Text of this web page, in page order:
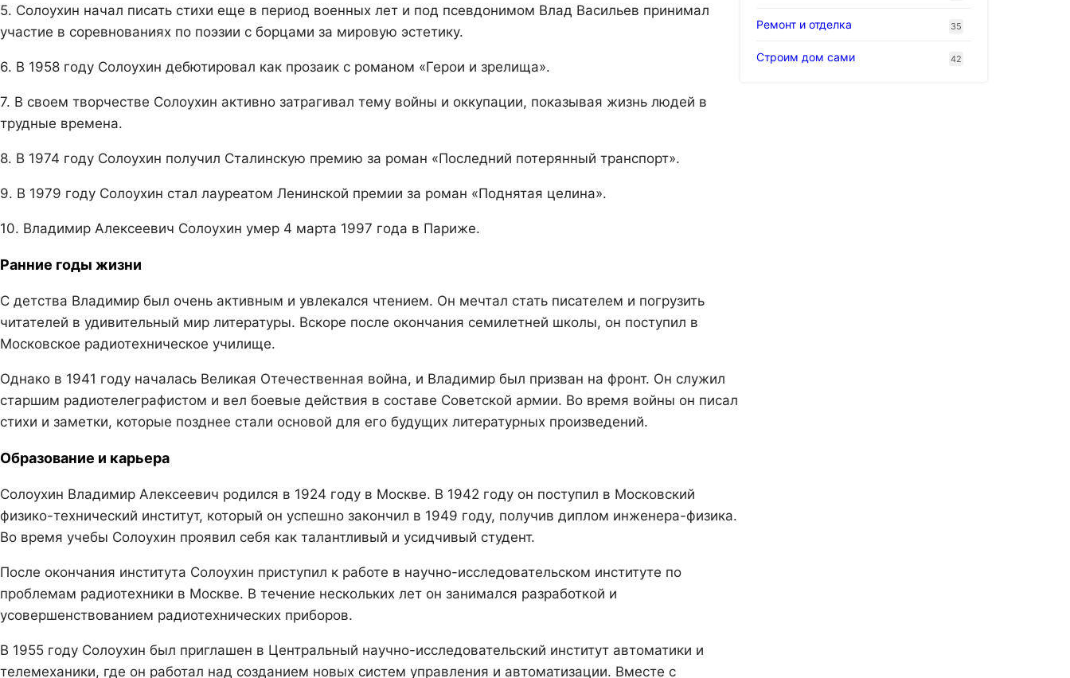
5. Солоухин начал писать стихи еще в период военных лет и под псевдонимом Влад Васильев принимал
участие в соревнованиях по поэзии с борцами за мировую эстетику.
6. В 1958 году Солоухин дебютировал как прозаик с романом «Герои и зрелища».
7. В своем творчестве Солоухин активно затрагивал тему войны и оккупации, показывая жизнь людей в
трудные времена.
8. В 1974 году Солоухин получил Сталинскую премию за роман «Последний потерянный транспорт».
9. В 1979 году Солоухин стал лауреатом Ленинской премии за роман «Поднятая целина».
10. Владимир Алексеевич Солоухин умер 4 марта 1997 года в Париже.
Ранние годы жизни
С детства Владимир был очень активным и увлекался чтением. Он мечтал стать писателем и погрузить
читателей в удивительный мир литературы. Вскоре после окончания семилетней школы, он поступил в
Московское радиотехническое училище.
Однако в 1941 году началась Великая Отечественная война, и Владимир был призван на фронт. Он служил
старшим радиотелеграфистом и вел боевые действия в составе Советской армии. Во время войны он писал
стихи и заметки, которые позднее стали основой для его будущих литературных произведений.
Образование и карьера
Солоухин Владимир Алексеевич родился в 1924 году в Москве. В 1942 году он поступил в Московский
физико-технический институт, который он успешно закончил в 1949 году, получив диплом инженера-физика.
Во время учебы Солоухин проявил себя как талантливый и усидчивый студент.
После окончания института Солоухин приступил к работе в научно-исследовательском институте по
проблемам радиотехники в Москве. В течение нескольких лет он занимался разработкой и
усовершенствованием радиотехнических приборов.
В 1955 году Солоухин был приглашен в Центральный научно-исследовательский институт автоматики и
телемеханики, где он работал над созданием новых систем управления и автоматизации. Вместе с
Ремонт и отделка 35
Строим дом сами 42